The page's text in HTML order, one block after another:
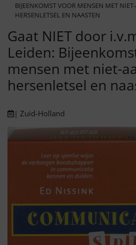
BIJEENKOMST VOOR MENSEN MET
HERSENLETSEL EN NAASTEN
Gaat NIET door
Leiden:
mensen met niet-
hersenletsel en
| Zuid-Holland